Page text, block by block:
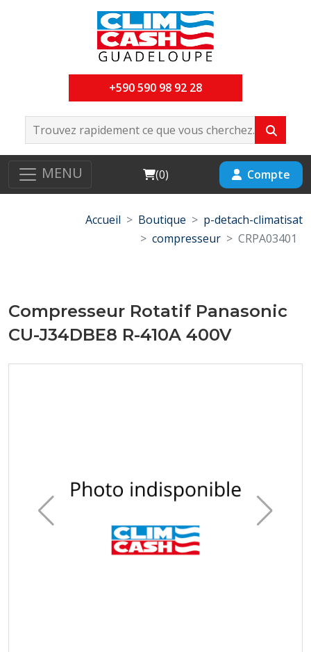
+590 590 98 92 28
MENU Cart
(0) Compte
Accueil Boutique
p-detach-climatisat
compresseur
CRPA03401
Compresseur Rotatif Panasonic
CU-J34DBE8 R-410A 400V